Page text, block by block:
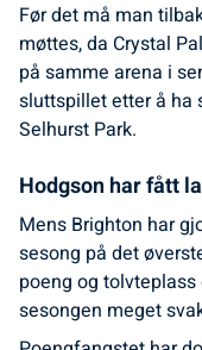
Før det må man
møttes, da Crystal
på samme arena i
sluttspillet etter å ha
Selhurst Park.
Hodgson har fått
Mens Brighton har
sesong på det
poeng og
sesongen meget